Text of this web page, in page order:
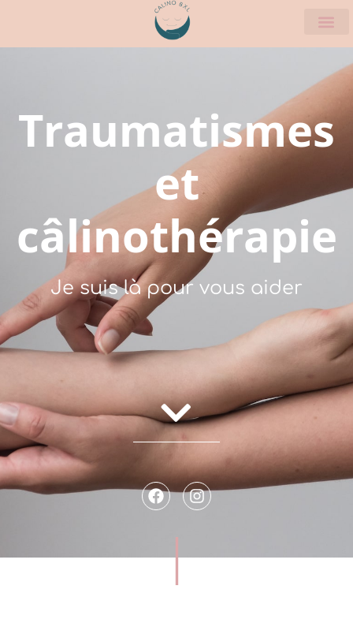
Traumatismes
et
câlinothérapie
Je suis là pour vous aider